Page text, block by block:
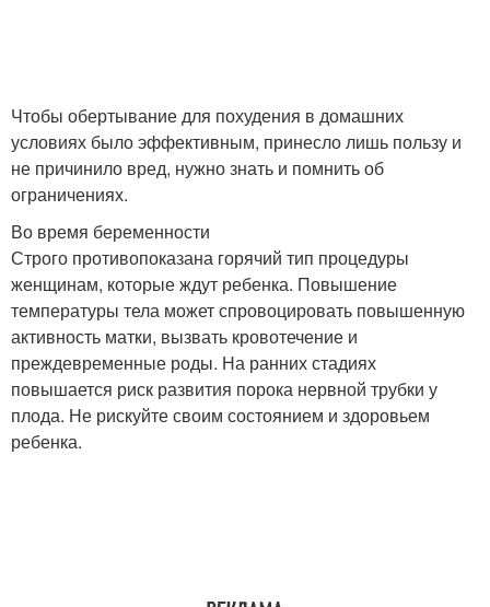
Чтобы обертывание для похудения в домашних
условиях было эффективным, принесло лишь пользу и
не причинило вред, нужно знать и помнить об
ограничениях.
Во время беременности
Строго противопоказана горячий тип процедуры
женщинам, которые ждут ребенка. Повышение
температуры тела может спровоцировать повышенную
активность матки, вызвать кровотечение и
преждевременные роды. На ранних стадиях
повышается риск развития порока нервной трубки у
плода. Не рискуйте своим состоянием и здоровьем
ребенка.